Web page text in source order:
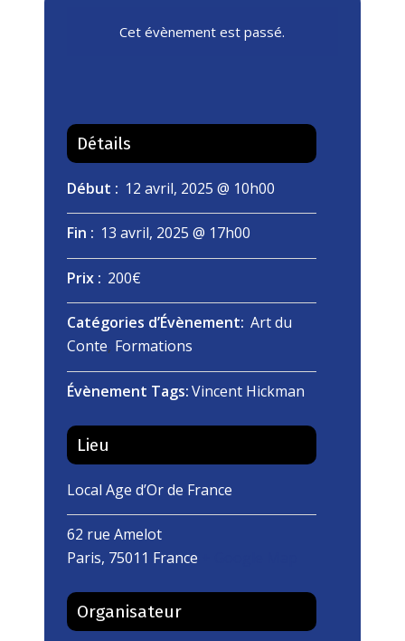
Cet évènement est passé.
Détails
Début : 12 avril, 2025 @ 10h00
Fin : 13 avril, 2025 @ 17h00
Prix : 200€
Catégories d’Évènement: Art du
Conte, Formations
Évènement Tags:Vincent Hickman
Lieu
Local Age d’Or de France
62 rue Amelot
Paris, 75011 France
Organisateur